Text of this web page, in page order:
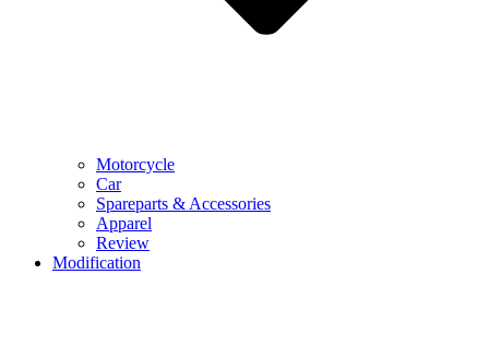
Motorcycle
Car
Spareparts & Accessories
Apparel
Review
Modification